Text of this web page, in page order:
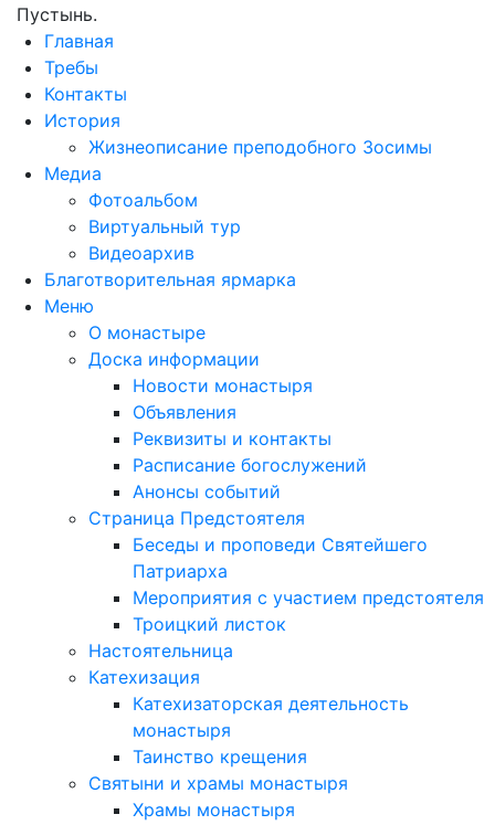
Пустынь.
Главная
Требы
Контакты
История
Жизнеописание преподобного Зосимы
Медиа
Фотоальбом
Виртуальный тур
Видеоархив
Благотворительная ярмарка
Меню
О монастыре
Доска информации
Новости монастыря
Объявления
Реквизиты и контакты
Расписание богослужений
Анонсы событий
Страница Предстоятеля
Беседы и проповеди Святейшего
Патриарха
Мероприятия с участием предстоятеля
Троицкий листок
Настоятельница
Катехизация
Катехизаторская деятельность
монастыря
Таинство крещения
Святыни и храмы монастыря
Храмы монастыря